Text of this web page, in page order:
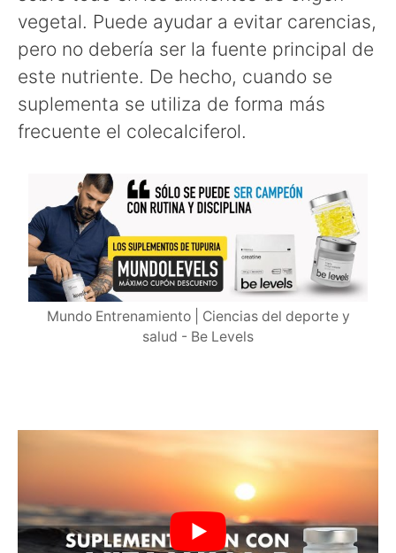
vegetal. Puede ayudar a evitar carencias,
pero no debería ser la fuente principal de
este nutriente. De hecho, cuando se
suplementa se utiliza de forma más
frecuente el colecalciferol.
Mundo Entrenamiento | Ciencias del deporte y
salud - Be Levels